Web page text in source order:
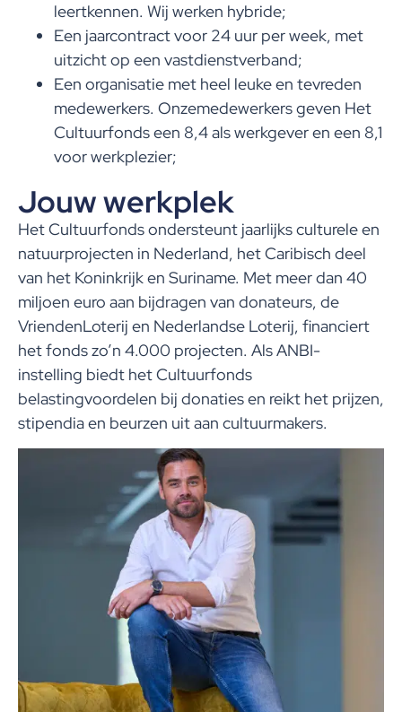
leertkennen. Wij werken hybride;
Een jaarcontract voor 24 uur per week, met
uitzicht op een vastdienstverband;
Een organisatie met heel leuke en tevreden
medewerkers. Onzemedewerkers geven Het
Cultuurfonds een 8,4 als werkgever en een 8,1
voor werkplezier;
Jouw werkplek
Het Cultuurfonds ondersteunt jaarlijks culturele en
natuurprojecten in Nederland, het Caribisch deel
van het Koninkrijk en Suriname. Met meer dan 40
miljoen euro aan bijdragen van donateurs, de
VriendenLoterij en Nederlandse Loterij, financiert
het fonds zo’n 4.000 projecten. Als ANBI-
instelling biedt het Cultuurfonds
belastingvoordelen bij donaties en reikt het prijzen,
stipendia en beurzen uit aan cultuurmakers.